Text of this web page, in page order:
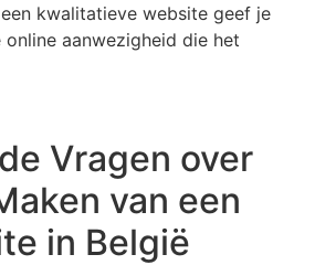
kwalitatieve website geef je
aanwezigheid die het
Vragen over
van een
in België